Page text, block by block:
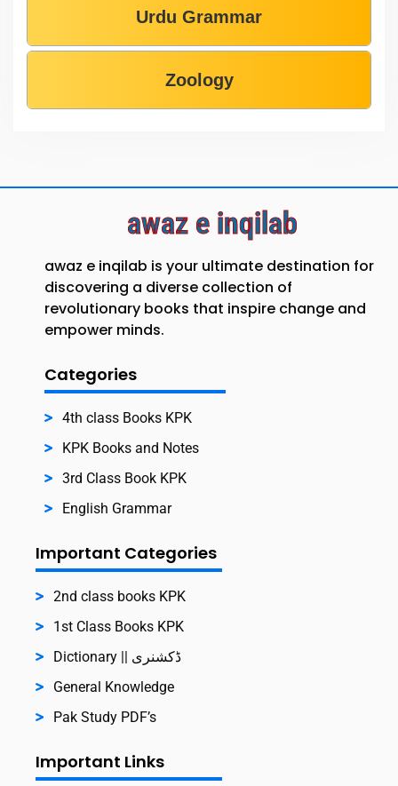
Urdu Grammar
Zoology
awaz e inqilab
awaz e inqilab is your ultimate destination for
discovering a diverse collection of
revolutionary books that inspire change and
empower minds.
Categories
4th class Books KPK
KPK Books and Notes
3rd Class Book KPK
English Grammar
Important Categories
2nd class books KPK
1st Class Books KPK
Dictionary || ڈکشنری
General Knowledge
Pak Study PDF’s
Important Links